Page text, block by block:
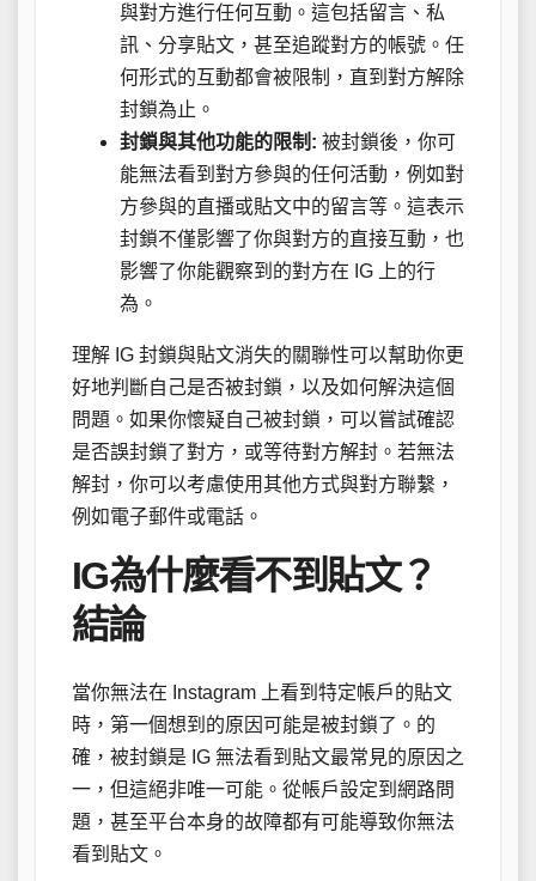
與對方進行任何互動。這包括留言、私
訊、分享貼文，甚至追蹤對方的帳號。任
何形式的互動都會被限制，直到對方解除
封鎖為止。
封鎖與其他功能的限制: 被封鎖後，你可
能無法看到對方參與的任何活動，例如對
方參與的直播或貼文中的留言等。這表示
封鎖不僅影響了你與對方的直接互動，也
影響了你能觀察到的對方在 IG 上的行
為。
理解 IG 封鎖與貼文消失的關聯性可以幫助你更
好地判斷自己是否被封鎖，以及如何解決這個
問題。如果你懷疑自己被封鎖，可以嘗試確認
是否誤封鎖了對方，或等待對方解封。若無法
解封，你可以考慮使用其他方式與對方聯繫，
例如電子郵件或電話。
IG為什麼看不到貼文？
結論
當你無法在 Instagram 上看到特定帳戶的貼文
時，第一個想到的原因可能是被封鎖了。的
確，被封鎖是 IG 無法看到貼文最常見的原因之
一，但這絕非唯一可能。從帳戶設定到網路問
題，甚至平台本身的故障都有可能導致你無法
看到貼文。